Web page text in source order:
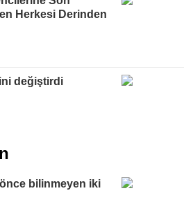
Herkesi Derinden
değiştirdi
önce bilinmeyen iki